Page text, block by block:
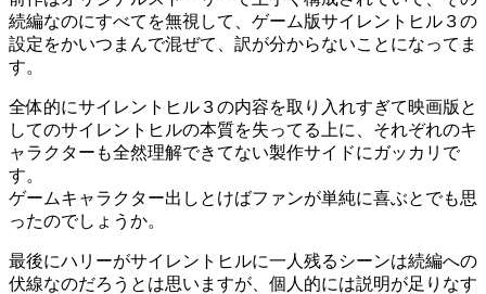
続編なのにすべてを無視して、ゲーム版サイレントヒル３の
設定をかいつまんで混ぜて、訳が分からないことになってま
す。
全体的にサイレントヒル３の内容を取り入れすぎて映画版と
してのサイレントヒルの本質を失ってる上に、それぞれのキ
ャラクターも全然理解できてない製作サイドにガッカリで
す。
ゲームキャラクター出しとけばファンが単純に喜ぶとでも思
ったのでしょうか。
最後にハリーがサイレントヒルに一人残るシーンは続編への
伏線なのだろうとは思いますが、個人的には説明が足りなす